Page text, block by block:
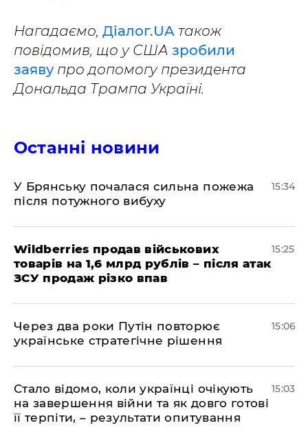
Нагадаємо, Діалог.UA також
повідомив, що у США зробили
заявупро допомогу президента
Дональда Трампа Україні.
Останні новини
У Брянську почалася сильна пожежа
після потужного вибуху
15:34
Wildberries продав військових
товарів на 1,6 млрд рублів – після атак
ЗСУ продаж різко впав
15:25
Через два роки Путін повторює
українське стратегічне рішення
15:06
Стало відомо, коли українці очікують
на завершення війни та як довго готові
її терпіти, – результати опитування
15:03